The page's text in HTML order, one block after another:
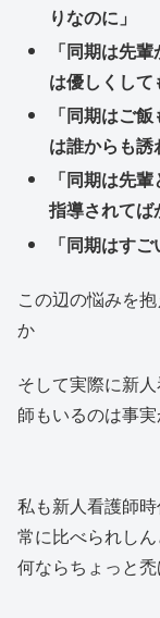
りなのに」
「同期は先
は優しくして
「同期はご
は誰からも誘
「同期は先
指導されてば
「同期はす
この辺の悩みを
か
そして実際に新
師もいるのは事
私も新人看護師
常に比べられし
何ならちょっと